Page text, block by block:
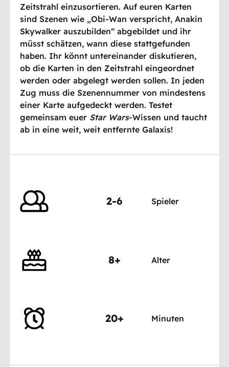
Zeitstrahl einzusortieren. Auf euren Karten
sind Szenen wie „Obi-Wan verspricht, Anakin
Skywalker auszubilden“ abgebildet und ihr
müsst schätzen, wann diese stattgefunden
haben. Ihr könnt untereinander diskutieren,
ob die Karten in den Zeitstrahl eingeordnet
werden oder abgelegt werden sollen. In jeden
Zug muss die Szenennummer von mindestens
einer Karte aufgedeckt werden. Testet
gemeinsam euer Star Wars-Wissen und taucht
ab in eine weit, weit entfernte Galaxis!
2-6 Spieler
8+ Alter
20+ Minuten